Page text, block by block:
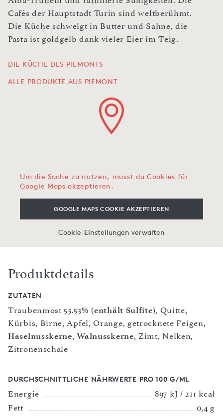
Cafés der Hauptstadt Turin sind weltberühmt.
Die Küche schwelgt in Butter und Sahne, die
Pasta ist goldgelb dank vieler Eier im Teig.
DIE KÜCHE DES PIEMONTS
ALLE PRODUKTE AUS PIEMONT
Um die Suche zu nutzen, musst du Cookies für
Google Maps akzeptieren.
GOOGLE MAPS COOKIE AKZEPTIEREN
Cookie-Einstellungen verwalten
Produktdetails
ZUTATEN
Traubenmost 53.53% (enthält Sulfite), Quitte,
Kürbis, Birne, Apfel, Orange, getrocknete Feigen,
Haselnusskerne,Walnusskerne, Zimt, Nelken,
Zitronenschale
DURCHSCHNITTLICHE NÄHRWERTE PRO 100 G/ML
Energie
897 kJ / 211 kcal
Fett
0,4 g